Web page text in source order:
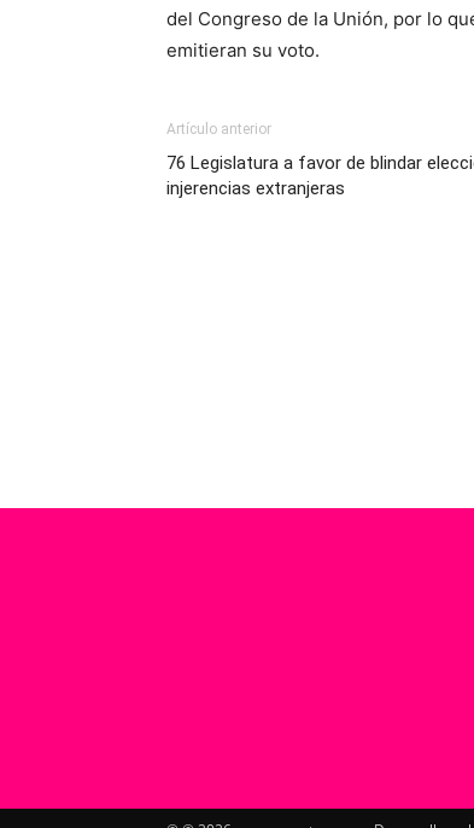
del Congreso de la Unión, por lo
emitieran su voto.
Artículo anterior
76 Legislatura a favor de blindar
injerencias extranjeras